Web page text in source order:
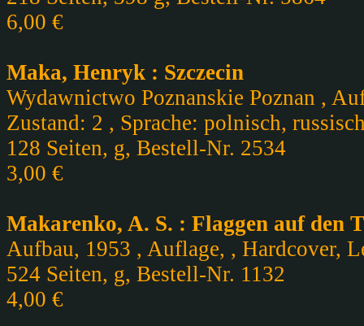
6,00 €
Maka, Henryk : Szczecin
Wydawnictwo Poznanskie Poznan ,
Zustand: 2 , Sprache: polnisch,
128 Seiten, g, Bestell-Nr. 2534
3,00 €
Makarenko, A. S. : Flaggen auf den
Aufbau, 1953 , Auflage, , Hardcover,
524 Seiten, g, Bestell-Nr. 1132
4,00 €